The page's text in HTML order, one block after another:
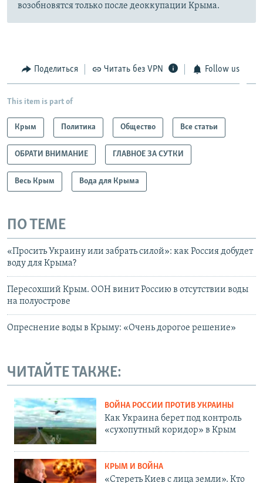
возобновятся только после деоккупации Крыма.
Поделиться Читать без VPN Follow us
This item is part of
Крым Политика Общество Все статьи
ОБРАТИ ВНИМАНИЕ ГЛАВНОЕ ЗА СУТКИ
Весь Крым Вода для Крыма
ПО ТЕМЕ
«Просить Украину или забрать силой»: как Россия добудет
воду для Крыма?
Пересохший Крым. ООН винит Россию в отсутствии воды
на полуострове
Опреснение воды в Крыму: «Очень дорогое решение»
ЧИТАЙТЕ ТАКЖЕ:
ВОЙНА РОССИИ ПРОТИВ УКРАИНЫ
Как Украина берет под контроль
«сухопутный коридор» в Крым
КРЫМ И ВОЙНА
«Стереть Киев с лица земли». Кто